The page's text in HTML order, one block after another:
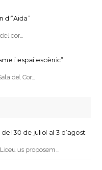
d'”Aida”
cor…
i espai escènic”
del Cor…
30 de juliol al 3 d’agost
us proposem…